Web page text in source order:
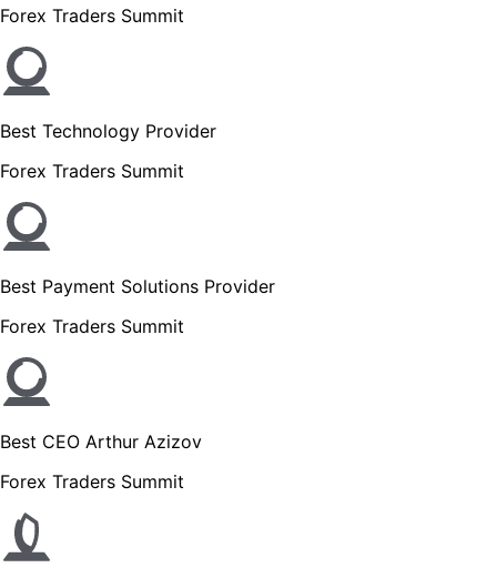
Forex Traders Summit
Best Technology Provider
Forex Traders Summit
Best Payment Solutions Provider
Forex Traders Summit
Best CEO Arthur Azizov
Forex Traders Summit